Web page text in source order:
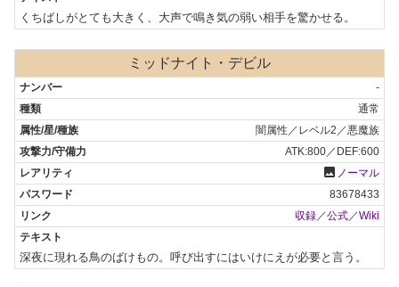
くちばしがとても大きく、大声で鳴き気の弱い相手を驚かせる。
ミッドナイト・デビル
-
通常
闇属性／レベル2／悪魔族
ATK:800／DEF:600
photo ノーマル
83678433
収録／公式／Wiki
深夜に現れる鳥のばけもの。呼び出すにはいけにえが必要と言う。